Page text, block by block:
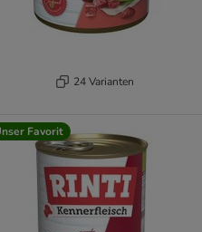
24 Varianten
Favorit